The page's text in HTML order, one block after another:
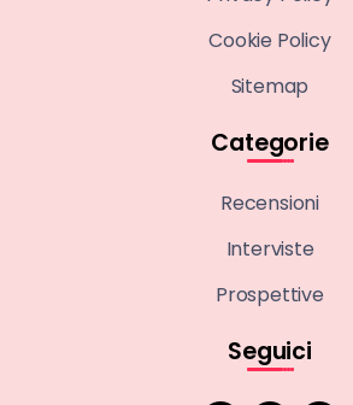
Cookie Policy
Sitemap
Categorie
Recensioni
Interviste
Prospettive
Seguici